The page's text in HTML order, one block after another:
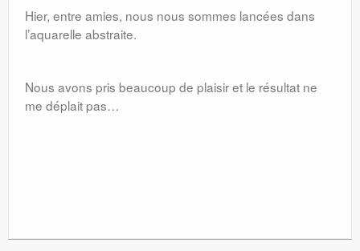
Hier, entre amies, nous nous sommes lancées dans
l’aquarelle abstraite.
Nous avons pris beaucoup de plaisir et le résultat ne
me déplait pas…